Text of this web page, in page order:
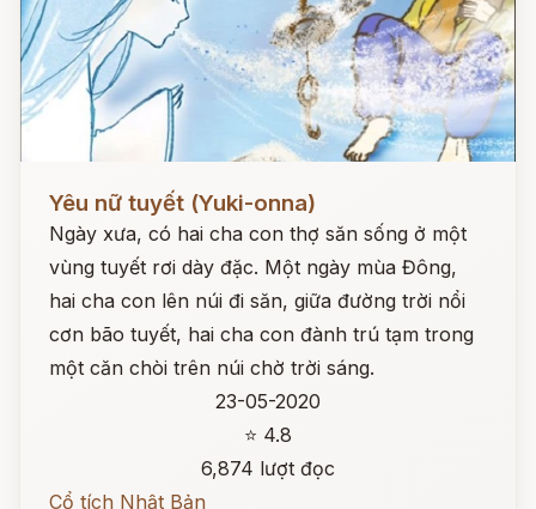
Yêu nữ tuyết (Yuki-onna)
Ngày xưa, có hai cha con thợ săn sống ở một
vùng tuyết rơi dày đặc. Một ngày mùa Đông,
hai cha con lên núi đi săn, giữa đường trời nổi
cơn bão tuyết, hai cha con đành trú tạm trong
một căn chòi trên núi chờ trời sáng.
23-05-2020
⭐ 4.8
6,874 lượt đọc
Cổ tích Nhật Bản